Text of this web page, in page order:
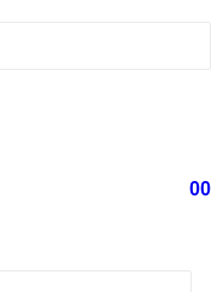
00